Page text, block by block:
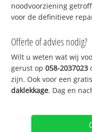
noodvoorziening
voor de definitieve
Offerte of advies nodig?
Wilt u weten wat wij
gerust op058-2037023
zijn. Ook voor een
daklekkage. Dag en